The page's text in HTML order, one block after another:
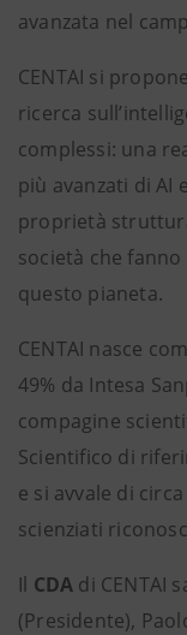
avanzata nel
CENTAI si
ricerca
complessi: una
più avanzati di AI
proprietà
società che
questo pianeta.
CENTAI nasce
49% da Intesa
compagine
Scientifico di
e si avvale di
scienziati
Il CDA di CENTAI
(Presidente),